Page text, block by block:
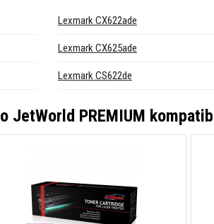
Lexmark CX622ade
Lexmark CX625ade
Lexmark CS622de
JetWorld PREMIUM